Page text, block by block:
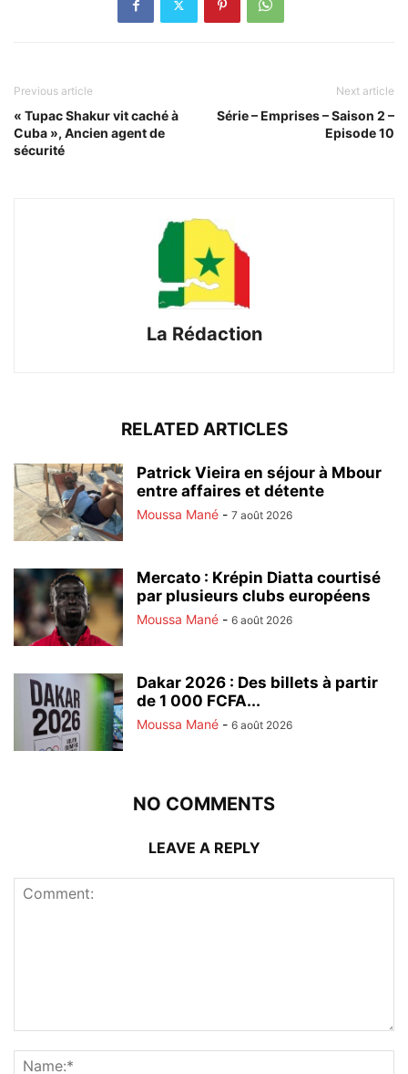
Previous article
« Tupac Shakur vit caché à
Cuba », Ancien agent de
sécurité
Next article
Série – Emprises – Saison 2 –
Episode 10
La Rédaction
RELATED ARTICLES
Patrick Vieira en séjour à Mbour
entre affaires et détente
Moussa Mané - 7 août 2026
Mercato : Krépin Diatta courtisé
par plusieurs clubs européens
Moussa Mané - 6 août 2026
Dakar 2026 : Des billets à partir
de 1 000 FCFA...
Moussa Mané - 6 août 2026
NO COMMENTS
LEAVE A REPLY